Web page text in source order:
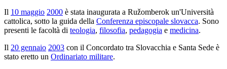
Il 10 maggio 2000 è stata inaugurata a Ružomberok un'Università
cattolica, sotto la guida della Conferenza episcopale slovacca. Sono
presenti le facoltà di teologia, filosofia, pedagogia e medicina.
Il 20 gennaio 2003 con il Concordato tra Slovacchia e Santa Sede è
stato eretto un Ordinariato militare.